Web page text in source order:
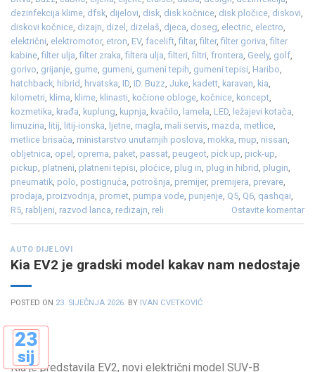
dezinfekcija klime, dfsk, dijelovi, disk, disk kočnice, disk pločice, diskovi,
diskovi kočnice, dizajn, dizel , dizelaš, djeca, doseg, electric, electro,
električni, elektromotor, etron, EV, facelift,filtar,filter,filter goriva,filter
kabine,filter ulja,filter zraka,filtera ulja,filteri,filtri, frontera, Geely, golf,
gorivo, grijanje, gume, gumeni, gumeni tepih, gumeni tepisi, Haribo,
hatchback, hibrid, hrvatska, ID, ID. Buzz, Juke, kadett, karavan, kia,
kilometri, klima, klime, klinasti, kočione obloge, kočnice, koncept,
kozmetika, krađa, kuplung, kupnja, kvačilo, lamela, LED, ležajevi kotača,
limuzina, litij, litij-ionska, ljetne, magla, mali servis, mazda, metlice,
metlice brisača, ministarstvo unutarnjih poslova, mokka, mup, nissan,
obljetnica, opel , oprema, paket, passat, peugeot, pick up, pick-up,
pickup, platneni, platneni tepisi, pločice, plug in, plug in hibrid, plugin,
pneumatik, polo, postignuća, potrošnja, premijer, premijera, prevare,
prodaja, proizvodnja, promet, pumpa vode, punjenje, Q5, Q6, qashqai,
R5, rabljeni, razvod lanca, redizajn, reli Ostavite komentar
AUTO DIJELOVI
Kia EV2 je gradski model kakav nam nedostaje
POSTED ON 23. SIJEČNJA 2026. BY IVAN CVETKOVIĆ
23
sij
Kia je predstavila EV2, novi električni model SUV-B